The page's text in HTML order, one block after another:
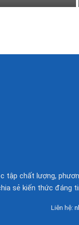
tập chất lượng,
sẻ kiến thức đáng
Liên hệ: